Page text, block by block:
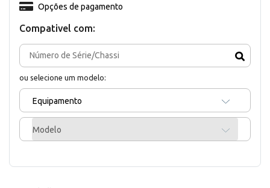
Compativel com:
ou selecione um modelo:
Equipamento
Modelo
Opções de pagamento